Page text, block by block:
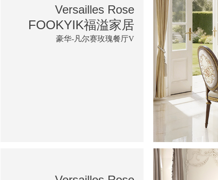
Versailles Rose
FOOKYIK福溢家居
豪华-凡尔赛玫瑰餐厅V